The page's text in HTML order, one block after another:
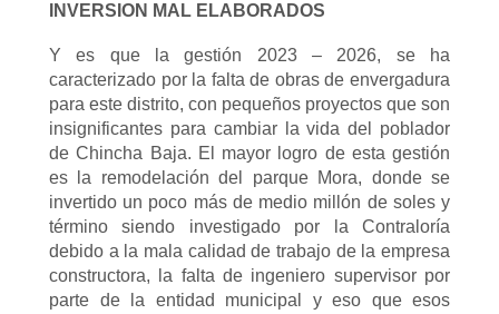
INVERSION MAL ELABORADOS
Y es que la gestión 2023 – 2026, se ha
caracterizado por la falta de obras de envergadura
para este distrito, con pequeños proyectos que son
insignificantes para cambiar la vida del poblador
de Chincha Baja. El mayor logro de esta gestión
es la remodelación del parque Mora, donde se
invertido un poco más de medio millón de soles y
término siendo investigado por la Contraloría
debido a la mala calidad de trabajo de la empresa
constructora, la falta de ingeniero supervisor por
parte de la entidad municipal y eso que esos